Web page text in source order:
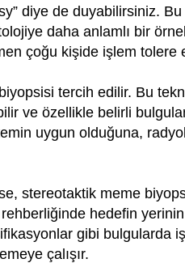
diye de duyabilirsiniz.
daha anlamlı bir
çoğu kişide işlem tolere
tercih edilir. Bu
ve özellikle belirli
uygun olduğuna,
stereotaktik meme
hedefin
gibi bulgularda
çalışır.